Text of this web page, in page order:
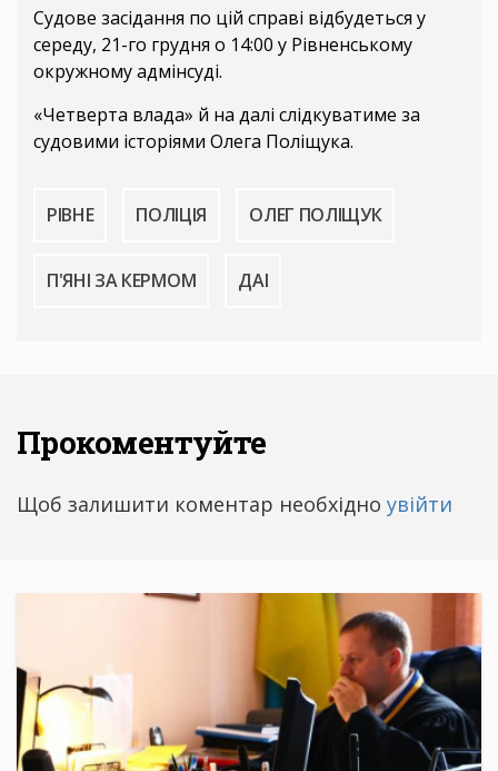
Судове засідання по цій справі відбудеться у
середу, 21-го грудня о 14:00 у Рівненському
окружному адмінсуді.
«Четверта влада» й на далі слідкуватиме за
судовими історіями Олега Поліщука.
РІВНЕ ПОЛІЦІЯ ОЛЕГ ПОЛІЩУК
П'ЯНІ ЗА КЕРМОМ ДАІ
Прокоментуйте
Щоб залишити коментар необхідно увійти